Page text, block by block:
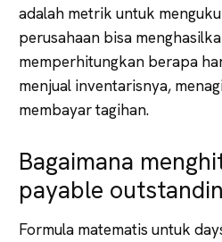
adalah metrik untuk
perusahaan bisa
memperhitungkan berapa
menjual inventarisnya,
membayar tagihan.
Bagaimana
payable
Formula matematis untuk